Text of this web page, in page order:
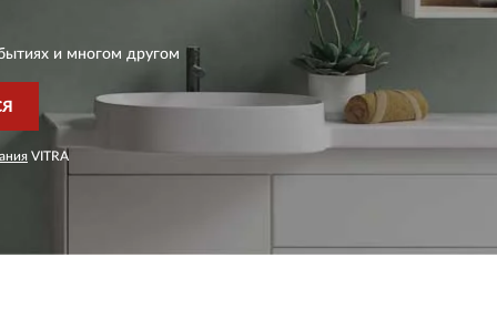
и многом другом
VITRA